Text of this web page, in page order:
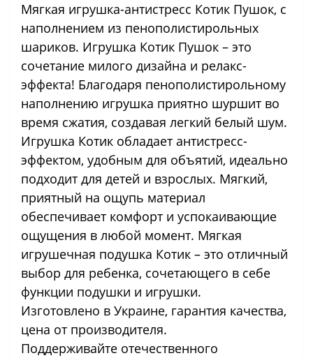
Мягкая игрушка-антистресс Котик Пушок, с
наполнением из пенополистирольных
шариков. Игрушка Котик Пушок – это
сочетание милого дизайна и релакс-
эффекта! Благодаря пенополистирольному
наполнению игрушка приятно шуршит во
время сжатия, создавая легкий белый шум.
Игрушка Котик обладает антистресс-
эффектом, удобным для объятий, идеально
подходит для детей и взрослых. Мягкий,
приятный на ощупь материал
обеспечивает комфорт и успокаивающие
ощущения в любой момент. Мягкая
игрушечная подушка Котик – это отличный
выбор для ребенка, сочетающего в себе
функции подушки и игрушки.
Изготовлено в Украине, гарантия качества,
цена от производителя.
Поддерживайте отечественного